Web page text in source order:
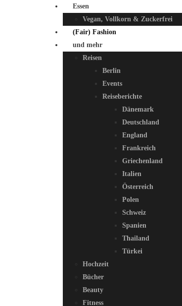
Essen
Vegan, Vollkorn & Zuckerfrei
(Fair) Fashion
und mehr
Reisen
Berlin
Events
Reiseberichte
Dänemark
Deutschland
England
Frankreich
Griechenland
Italien
Österreich
Polen
Schweiz
Spanien
Thailand
Türkei
Hochzeit
Bücher
Beauty
Fitness